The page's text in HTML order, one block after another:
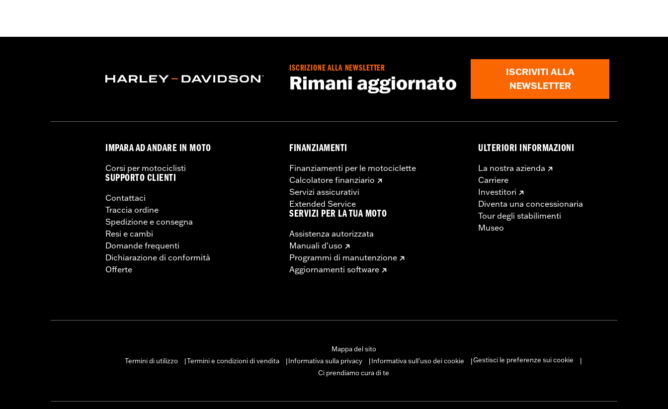
Jacket Style:Moto
ISCRIZIONE ALLA NEWSLETTER
Rimani aggiornato
ISCRIVITI ALLA
NEWSLETTER
IMPARA AD ANDARE IN MOTO
Corsi per motociclisti
SUPPORTO CLIENTI
Contattaci
Traccia ordine
Spedizione e consegna
Resi e cambi
Domande frequenti
Dichiarazione di conformità
Offerte
FINANZIAMENTI
Finanziamenti per le motociclette
Calcolatore finanziario
Servizi assicurativi
Extended Service
SERVIZI PER LA TUA MOTO
Assistenza autorizzata
Manuali d’uso
Programmi di manutenzione
Aggiornamenti software
ULTERIORI INFORMAZIONI
La nostra azienda
Carriere
Investitori
Diventa una concessionaria
Tour degli stabilimenti
Museo
Mappa del sito
Termini di utilizzo
Termini e condizioni di vendita Informativa sulla privacy Informativa sull’uso dei cookie Gestisci le preferenze sui cookie
Ci prendiamo cura di te